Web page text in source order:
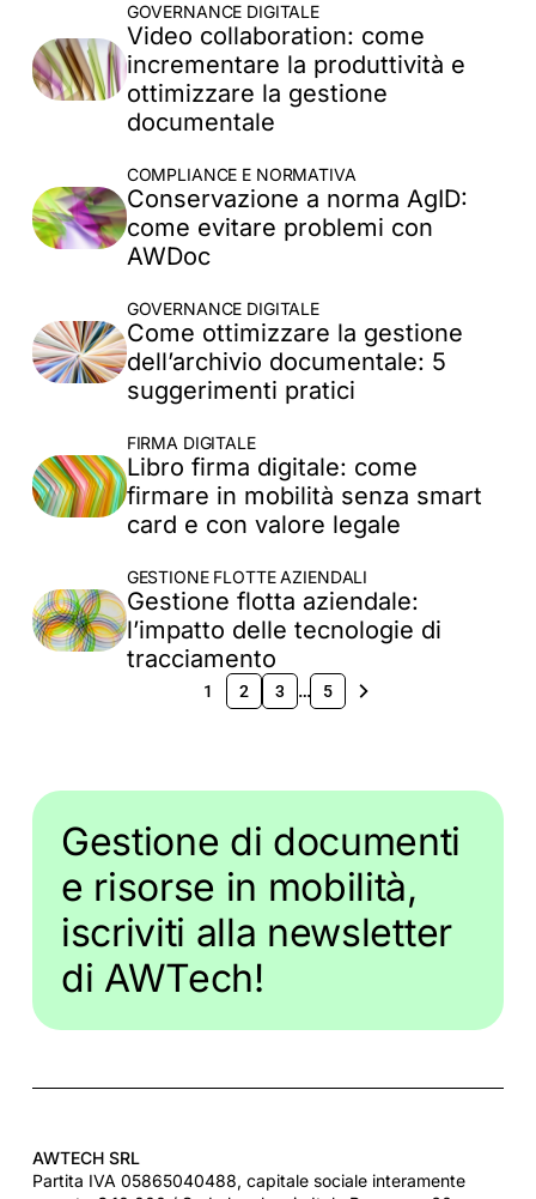
GOVERNANCE DIGITALE
Video collaboration: come
incrementare la produttività e
ottimizzare la gestione
documentale
COMPLIANCE E NORMATIVA
Conservazione a norma AgID:
come evitare problemi con
AWDoc
GOVERNANCE DIGITALE
Come ottimizzare la gestione
dell’archivio documentale: 5
suggerimenti pratici
FIRMA DIGITALE
Libro firma digitale: come
firmare in mobilità senza smart
card e con valore legale
GESTIONE FLOTTE AZIENDALI
Gestione flotta aziendale:
l’impatto delle tecnologie di
tracciamento
1 2 3 … 5
Gestione di documenti
e risorse in mobilità,
iscriviti alla newsletter
di AWTech!
AWTECH SRL
Partita IVA 05865040488, capitale sociale interamente
FAQ
Approfondimenti
Aggiornamenti
Governance Digitale
Gestione CDA
Compliance e normativa
Firma Digitale
Gestione flotte aziendali